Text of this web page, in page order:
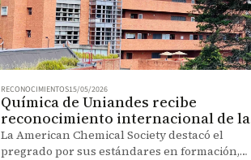
RECONOCIMIENTOS15/05/2026
Química de Uniandes recibe
reconocimiento internacional de la
ACS
La American Chemical Society destacó el
pregrado por sus estándares en formación,